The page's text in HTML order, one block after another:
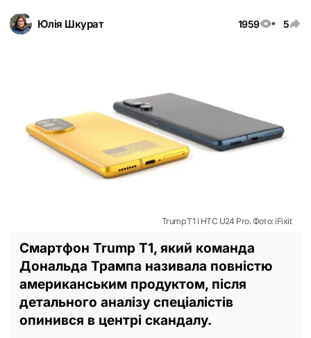
Юлія Шкурат 1959 5
Trump T1 і HTC U24 Pro. Фото: iFixit
Смартфон Trump T1, який команда
Дональда Трампа називала повністю
американським продуктом, після
детального аналізу спеціалістів
опинився в центрі скандалу.